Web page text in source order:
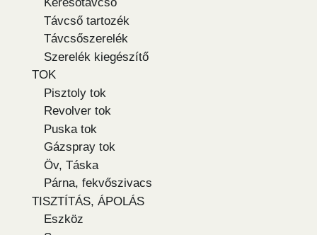
Távcső tartozék
Távcsőszerelék
Szerelék kiegészítő
TOK
Pisztoly tok
Revolver tok
Puska tok
Gázspray tok
Öv, Táska
Párna, fekvőszivacs
TISZTÍTÁS, ÁPOLÁS
Eszköz